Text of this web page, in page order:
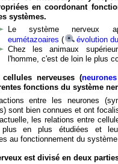
en coordonant
systèmes.
Le système nerveux
eumétazoaires ( évolution
Chez les animaux
l'homme, c'est de loin le plus
cellules nerveuses (neurones
fonctions du système
entre les neurones
sont bien connues et ont
les relations entre
en plus étudiées et
au fonctionnement du
est divisé en deux